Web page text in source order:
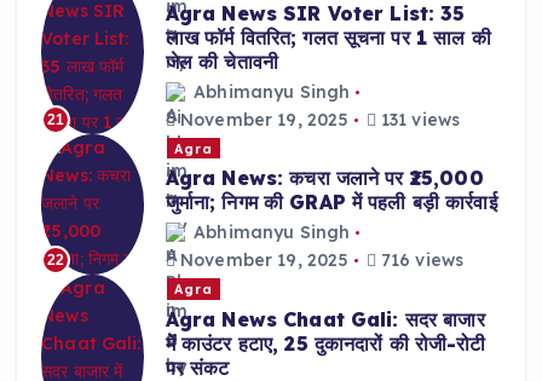
21
Agra News SIR Voter List: 35
लाख फॉर्म वितरित; गलत सूचना पर 1 साल की
जेल की चेतावनी
Abhimanyu Singh
November 19, 2025
131 views
22
Agra
Agra News: कचरा जलाने पर ₹25,000
जुर्माना; निगम की GRAP में पहली बड़ी कार्रवाई
Abhimanyu Singh
November 19, 2025
716 views
Agra
Agra News Chaat Gali: सदर बाजार
में काउंटर हटाए, 25 दुकानदारों की रोजी-रोटी
पर संकट